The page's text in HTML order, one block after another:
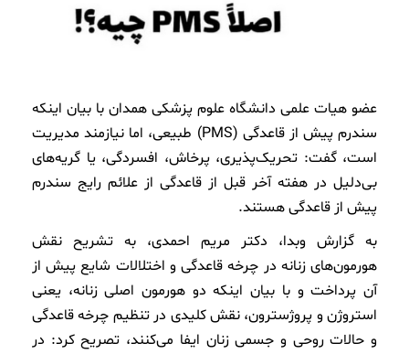
عضو هیات علمی دانشگاه علوم پزشکی همدان با بیان اینکه
سندرم پیش از قاعدگی (PMS) طبیعی، اما نیازمند مدیریت
است، گفت: تحریک‌پذیری، پرخاش، افسردگی، یا گریه‌های
بی‌دلیل در هفته آخر قبل از قاعدگی از علائم رایج سندرم
پیش‌ از قاعدگی هستند.
به گزارش وبدا، دکتر مریم احمدی، به تشریح نقش
هورمون‌های زنانه در چرخه قاعدگی و اختلالات شایع پیش از
آن پرداخت و با بیان اینکه دو هورمون اصلی زنانه، یعنی
استروژن و پروژسترون، نقش کلیدی در تنظیم چرخه قاعدگی
و حالات روحی و جسمی زنان ایفا می‌کنند، تصریح کرد: در